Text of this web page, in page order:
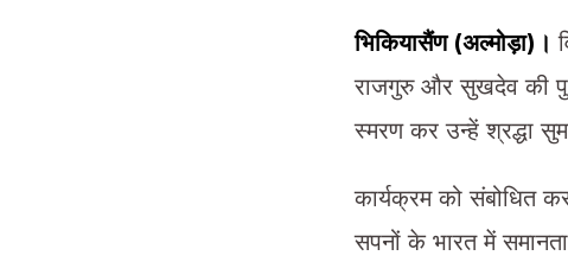
भिकियासैंण (अल्मोड़ा)।
राजगुरु और सुखदेव की
स्मरण कर उन्हें श्रद्धा
कार्यक्रम को संबोधित
सपनों के भारत में